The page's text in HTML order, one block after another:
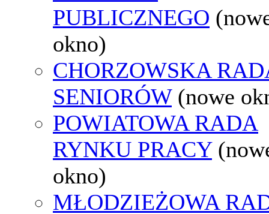
PUBLICZNEGO
okno)
CHORZOWSKA
SENIORÓW (nowe
POWIATOWA RADA
RYNKU PRACY
okno)
MŁODZIEŻOWA